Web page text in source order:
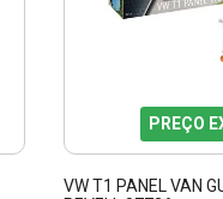
PREÇO
VW T1 PANEL VAN